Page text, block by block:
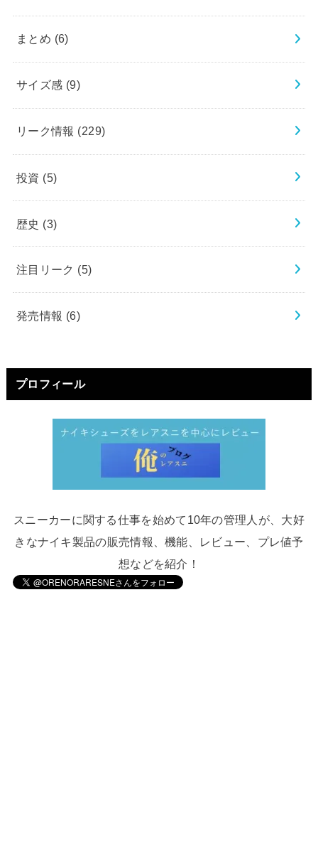
まとめ (6)
サイズ感 (9)
リーク情報 (229)
投資 (5)
歴史 (3)
注目リーク (5)
発売情報 (6)
プロフィール
スニーカーに関する仕事を始めて10年の管理人が、大好
きなナイキ製品の販売情報、機能、レビュー、プレ値予
想などを紹介！